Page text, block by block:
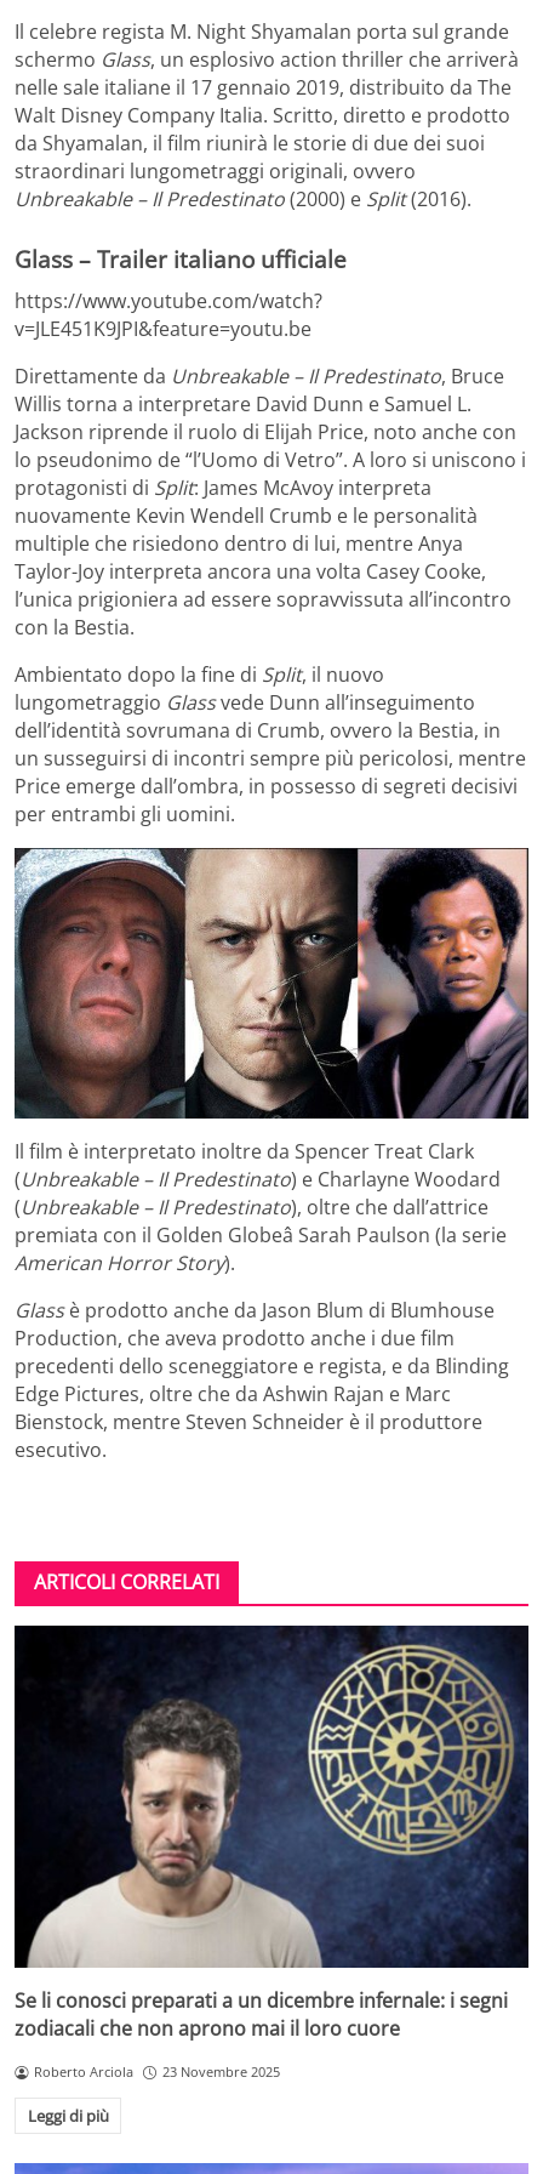
Il celebre regista M. Night Shyamalan porta sul grande
schermo Glass, un esplosivo action thriller che arriverà
nelle sale italiane il 17 gennaio 2019, distribuito da The
Walt Disney Company Italia. Scritto, diretto e prodotto
da Shyamalan, il film riunirà le storie di due dei suoi
straordinari lungometraggi originali, ovvero
Unbreakable – Il Predestinato(2000) e Split(2016).
Glass – Trailer italiano ufficiale
https://www.youtube.com/watch?
v=JLE451K9JPI&feature=youtu.be
Direttamente da Unbreakable – Il Predestinato, Bruce
Willis torna a interpretare David Dunn e Samuel L.
Jackson riprende il ruolo di Elijah Price, noto anche con
lo pseudonimo de “l’Uomo di Vetro”. A loro si uniscono i
protagonisti di Split: James McAvoy interpreta
nuovamente Kevin Wendell Crumb e le personalità
multiple che risiedono dentro di lui, mentre Anya
Taylor-Joy interpreta ancora una volta Casey Cooke,
l’unica prigioniera ad essere sopravvissuta all’incontro
con la Bestia.
Ambientato dopo la fine di Split, il nuovo
lungometraggio Glassvede Dunn all’inseguimento
dell’identità sovrumana di Crumb, ovvero la Bestia, in
un susseguirsi di incontri sempre più pericolosi, mentre
Price emerge dall’ombra, in possesso di segreti decisivi
per entrambi gli uomini.
Il film è interpretato inoltre da Spencer Treat Clark
(Unbreakable – Il Predestinato) e Charlayne Woodard
(Unbreakable – Il Predestinato), oltre che dall’attrice
premiata con il Golden Globeâ Sarah Paulson (la serie
American Horror Story).
Glassè prodotto anche da Jason Blum di Blumhouse
Production, che aveva prodotto anche i due film
precedenti dello sceneggiatore e regista, e da Blinding
Edge Pictures, oltre che da Ashwin Rajan e Marc
Bienstock, mentre Steven Schneider è il produttore
esecutivo.
ARTICOLI CORRELATI
Se li conosci preparati a un dicembre infernale: i segni
zodiacali che non aprono mai il loro cuore
Roberto Arciola 23 Novembre 2025
Leggi di più